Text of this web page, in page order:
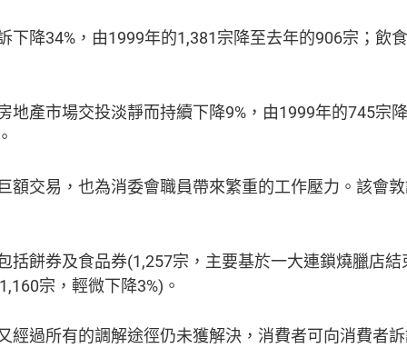
下降34%，由1999年的1,381宗降至去年的906宗；飲
地產市場交投淡靜而持續下降9%，由1999年的745宗
額交易，也為消委會職員帶來繁重的工作壓力。該會
括餅券及食品券(1,257宗，主要基於一大連鎖燒臘店
宗，輕微下降3%)。
經過所有的調解途徑仍未獲解決，消費者可向消費者